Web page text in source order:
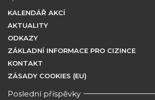
KALENDÁŘ AKCÍ
AKTUALITY
ODKAZY
ZÁKLADNÍ INFORMACE PRO CIZINCE
KONTAKT
ZÁSADY COOKIES (EU)
Poslední příspěvky